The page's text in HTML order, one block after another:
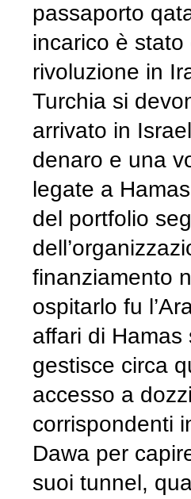
passaporto
incarico è
rivoluzione in
Turchia si
arrivato in
denaro e una
legate a
del portfolio
finanziamento
ospitarlo fu
affari di Hamas
gestisce circa
accesso a
corrispondenti
Dawa per
suoi tunnel,